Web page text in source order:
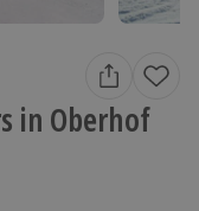
in Oberhof